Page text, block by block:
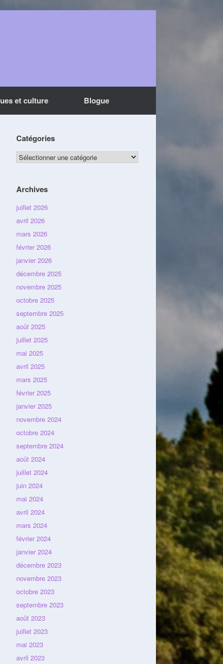
et culture Blogue
Catégories
Catégories
Archives
juillet 2026
avril 2026
mars 2026
février 2026
janvier 2026
décembre 2025
novembre 2025
octobre 2025
septembre 2025
août 2025
juillet 2025
mai 2025
avril 2025
mars 2025
février 2025
janvier 2025
novembre 2024
octobre 2024
septembre 2024
août 2024
juillet 2024
juin 2024
mai 2024
avril 2024
mars 2024
février 2024
janvier 2024
décembre 2023
novembre 2023
octobre 2023
septembre 2023
août 2023
juillet 2023
mai 2023
avril 2023